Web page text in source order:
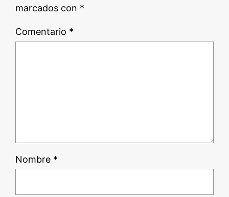
marcados con *
Comentario *
Nombre *